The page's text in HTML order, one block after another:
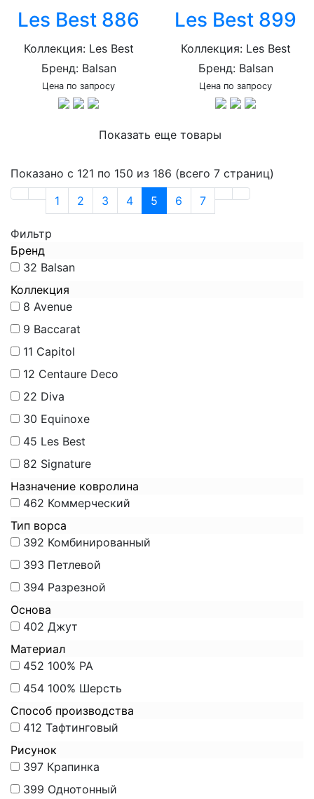
Фильтр
Бренд
32 Balsan
Коллекция
8 Avenue
9 Baccarat
11 Capitol
12 Centaure Deco
22 Diva
30 Equinoxe
45 Les Best
82 Signature
Назначение ковролина
462 Коммерческий
Тип ворса
392 Комбинированный
393 Петлевой
394 Разрезной
Основа
402 Джут
Материал
452 100% PA
454 100% Шерсть
Способ производства
412 Тафтинговый
Рисунок
397 Крапинка
399 Однотонный
Les Best 886
Коллекция: Les Best
Бренд: Balsan
Цена по запросу
Les Best 899
Коллекция: Les Best
Бренд: Balsan
Цена по запросу
Показать еще товары
Показано с 121 по 150 из 186 (всего 7 страниц)
1
2 3 4 5 6 7